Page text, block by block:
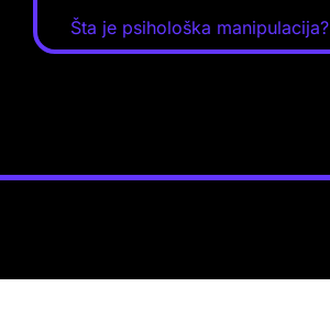
Šta je psihološka manipulacija?